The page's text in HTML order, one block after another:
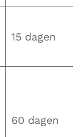
15 dagen
60 dagen